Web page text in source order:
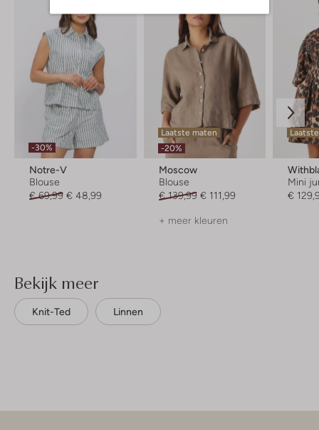
-30%
Notre-V
Blouse
€ 69,99 € 48,99
Laatste maten
-20%
Moscow
Blouse
€ 139,99 € 111,99
+ meer kleuren
Mini
€
Bekijk meer
Knit-Ted Linnen